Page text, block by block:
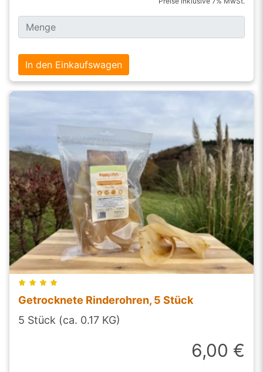
In den Einkaufswagen
Getrocknete Rinderohren, 5 Stück
5 Stück (ca. 0.17 KG)
6,00 €